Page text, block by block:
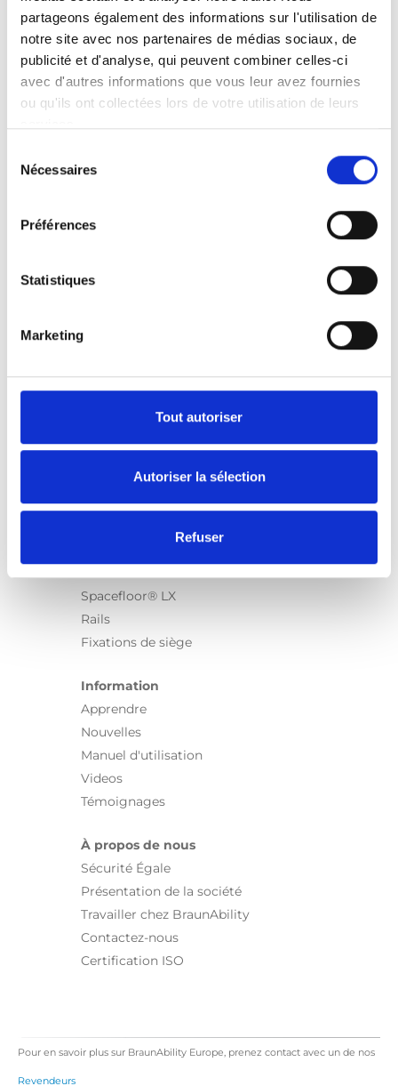
partageons également des informations sur l'utilisation de
notre site avec nos partenaires de médias sociaux, de
publicité et d'analyse, qui peuvent combiner celles-ci
avec d'autres informations que vous leur avez fournies
ou qu'ils ont collectées lors de votre utilisation de leurs
Nécessaires
Préférences
Statistiques
Marketing
Tout autoriser
Autoriser la sélection
Refuser
Intégration de vidéo
Sous chaque vidéo se trouve un code que vous pouvez utiliser
pour intégrer la vidéo dans votre site web.
Abonnez-vous
Pour être notifié dès qu’une nouvelle vidéo est disponible, nous
vous invitons à vous abonner à notre chaîneYouTube ici.
Carony
Carospeed Classic
Plateformes pour fauteuils roulant
Spacefloor® LX
Rails
Fixations de siège
Information
Apprendre
Nouvelles
Manuel d'utilisation
Videos
Témoignages
À propos de nous
Sécurité Égale
Présentation de la société
Travailler chez BraunAbility
Contactez-nous
Certification ISO
Pour en savoir plus sur BraunAbility Europe, prenez contact avec un de nos
Revendeurs